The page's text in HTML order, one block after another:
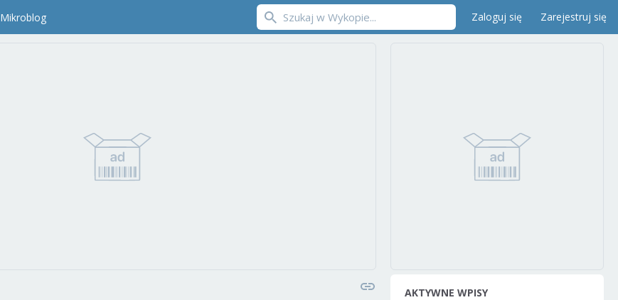
Mikroblog Zaloguj się Zarejestruj się
AKTYWNE WPISY